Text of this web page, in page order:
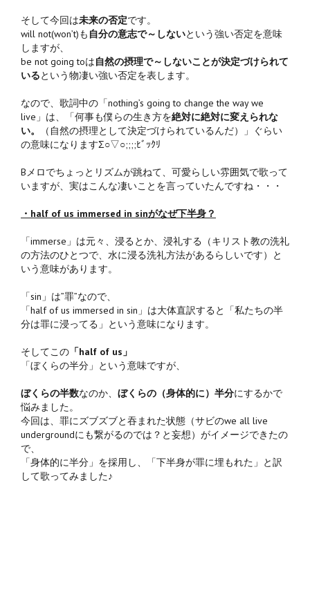
そして今回は未来の否定です。
will not(won’t)も 自分の意志で～しないという強い否定を意味
しますが、
be not going toは自然の摂理で～しないことが決定づけられて
いるという物凄い強い否定を表します。
なので、歌詞中の「nothing’s going to change the way we
live」は、「何事も僕らの生き方を絶対に絶対に変えられな
い。
（自然の摂理として決定づけられているんだ）」ぐらい
の意味になりますΣ○▽○;;;;ﾋﾞｯｸﾘ
Bメロでちょっとリズムが跳ねて、可愛らしい雰囲気で歌って
いますが、実はこんな凄いことを言っていたんですね・・・
・half of us immersed in sinがなぜ下半身？
「immerse」は元々、浸るとか、浸礼する（キリスト教の洗礼
の方法のひとつで、水に浸る洗礼方法があるらしいです）と
いう意味があります。
「sin」は”罪”なので、
「half of us immersed in sin」は大体直訳すると「私たちの半
分は罪に浸ってる」という意味になります。
そしてこの 「half of us」
「ぼくらの半分」という意味ですが、
ぼくらの半数なのか、 ぼくらの（身体的に）半分にするかで
悩みました。
今回は、罪にズブズブと吞まれた状態（サビのwe all live
undergroundにも繋がるのでは？と妄想）がイメージできたの
で、
「身体的に半分」を採用し、「下半身が罪に埋もれた」と訳
して歌ってみました♪